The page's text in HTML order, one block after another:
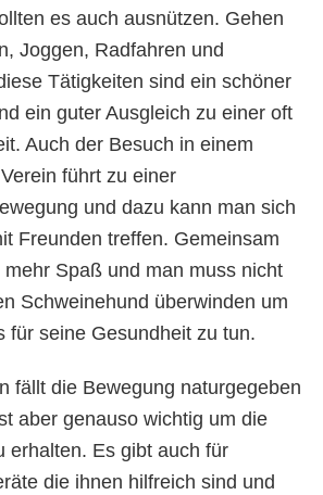
es auch ausnützen. Gehen
Joggen, Radfahren und
Tätigkeiten sind ein schöner
ein guter Ausgleich zu einer oft
Auch der Besuch in einem
führt zu einer
und dazu kann man sich
Freunden treffen. Gemeinsam
Spaß und man muss nicht
Schweinehund überwinden um
für seine Gesundheit zu tun.
fällt die Bewegung naturgegeben
aber genauso wichtig um die
erhalten. Es gibt auch für
die ihnen hilfreich sind und